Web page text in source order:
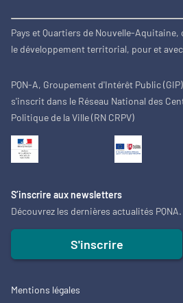
Pays et Quartiers de Nouvelle-
le développement territorial, pour et
PQN-A, Groupement d'Intérêt Public
s'inscrit dans le Réseau National des
Politique de la Ville (RN CRPV)
S’inscrire aux newsletters
Découvrez les dernières actualités PQNA.
S'inscrire
Mentions légales